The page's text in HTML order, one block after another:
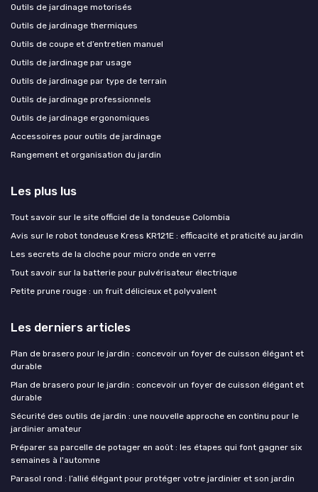
Outils de jardinage motorisés
Outils de jardinage thermiques
Outils de coupe et d’entretien manuel
Outils de jardinage par usage
Outils de jardinage par type de terrain
Outils de jardinage professionnels
Outils de jardinage ergonomiques
Accessoires pour outils de jardinage
Rangement et organisation du jardin
Les plus lus
Tout savoir sur le site officiel de la tondeuse Colombia
Avis sur le robot tondeuse Kress KR121E : efficacité et praticité au jardin
Les secrets de la cloche pour micro onde en verre
Tout savoir sur la batterie pour pulvérisateur électrique
Petite prune rouge : un fruit délicieux et polyvalent
Les derniers articles
Plan de brasero pour le jardin : concevoir un foyer de cuisson élégant et
durable
Plan de brasero pour le jardin : concevoir un foyer de cuisson élégant et
durable
Sécurité des outils de jardin : une nouvelle approche en continu pour le
jardinier amateur
Préparer sa parcelle de potager en août : les étapes qui font gagner six
semaines à l'automne
Parasol rond : l’allié élégant pour protéger votre jardinier et son jardin